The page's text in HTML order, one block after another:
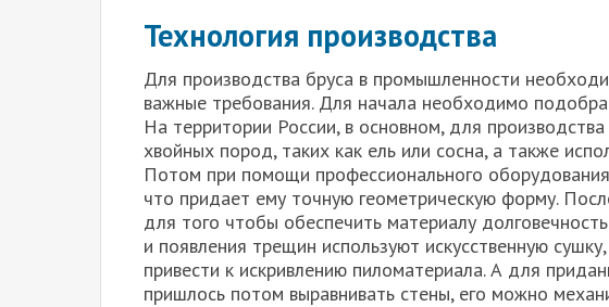
Технология производства
Для производства бруса в промышленности
важные требования. Для начала необходимо
На территории России, в основном, для
хвойных пород, таких как ель или сосна, а также
Потом при помощи профессионального
что придает ему точную геометрическую форму.
для того чтобы обеспечить материалу
и появления трещин используют искусственную
привести к искривлению пиломатериала. А для
пришлось потом выравнивать стены, его можно